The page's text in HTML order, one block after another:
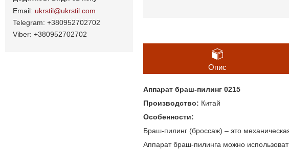
Опис
Аппарат браш-пилинг 0215
Производство: Китай
Особенности:
Браш-пилинг (броссаж) – это
Аппарат браш-пилинга можно
ukrstil@ukrstil.com
+380952702702
+380952702702